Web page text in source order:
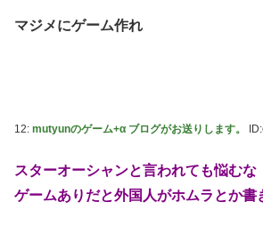
【朗報】AKB48 ロッテとコラボ決定！
16ビートじゃなくて8ビートのウラ(ア
マジメにゲーム作れ
12: mutyunのゲーム+α ブログがお送りします。
スターオーシャンと言われても悩むな
ゲームありだと外国人がホムラとか書